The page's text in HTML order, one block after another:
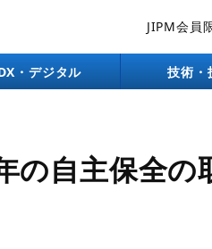
JIPM会員
・デジタル 技術・
の自主保全の